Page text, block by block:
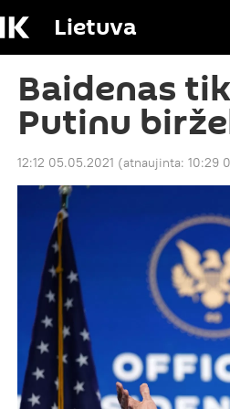
Lietuva
Baidenas
Putinu
12:12 05.05.2021 (atnaujinta: 10:29